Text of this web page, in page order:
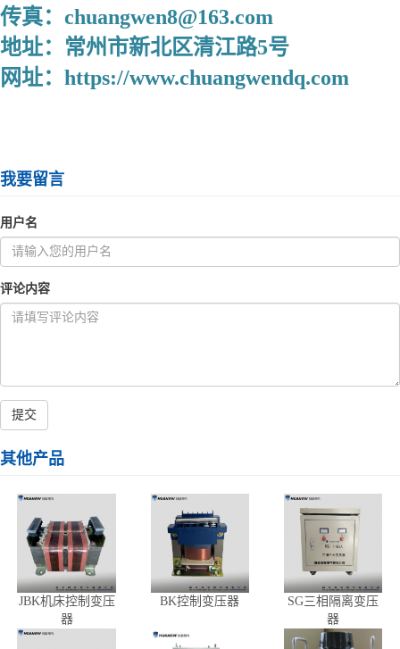
传真：chuangwen8@163.com
地址：常州市新北区清江路5号
网址：https://www.chuangwendq.com
我要留言
用户名
评论内容
提交
其他产品
JBK机床控制变压
器
BK控制变压器
SG三相隔离变压
器